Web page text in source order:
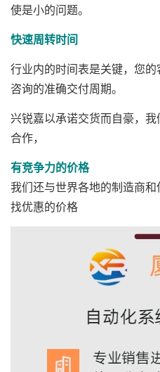
使是小的问题。
快速周转时间
行业内的时间表是关键，您
咨询的准确交付周期。
兴锐嘉以承诺交货而自豪，
合作，
有竞争力的价格
我们还与世界各地的制造商
找优惠的价格